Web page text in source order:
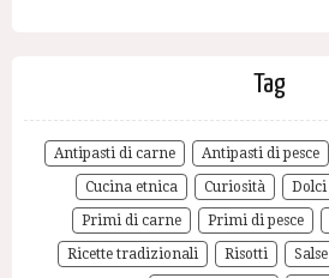
Tag
Antipasti di carne Antipasti di pesce
Cucina etnica
Curiosità Dolci
Primi di carne
Primi di pesce
Ricette tradizionali
Risotti Salse